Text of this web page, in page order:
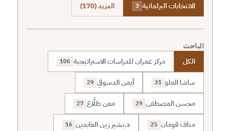
الانتخابات البرلمانية 3 المزيد (170)
الباحث
الكل مركز عمران للدراسات الاستراتيجية 106
ساشا العلو 31 أيمن الدسوقي 29
محسن المصطفى 29 معن طلَّاع 27
مناف قومان 25 د.بشير زين العابدين 16